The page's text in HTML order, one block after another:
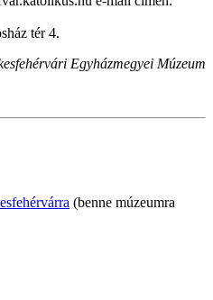
tér 4.
Egyházmegyei Múzeum
(benne múzeumra